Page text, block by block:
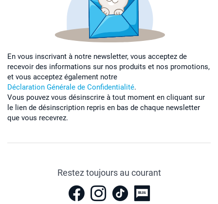
En vous inscrivant à notre newsletter, vous acceptez de
recevoir des informations sur nos produits et nos promotions,
et vous acceptez également notre
Déclaration Générale de Confidentialité.
Vous pouvez vous désinscrire à tout moment en cliquant sur
le lien de désinscription repris en bas de chaque newsletter
que vous recevrez.
Restez toujours au courant